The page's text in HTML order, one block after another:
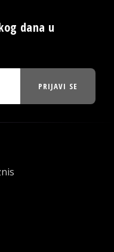
dana u
PRIJAVI SE